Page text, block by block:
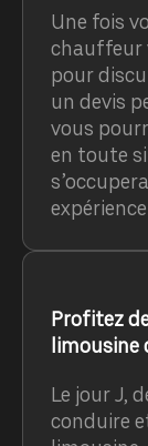
Une fois
chauffeur
pour
un devis
vous
en toute
Profitez
limousine
Le jour J,
conduire